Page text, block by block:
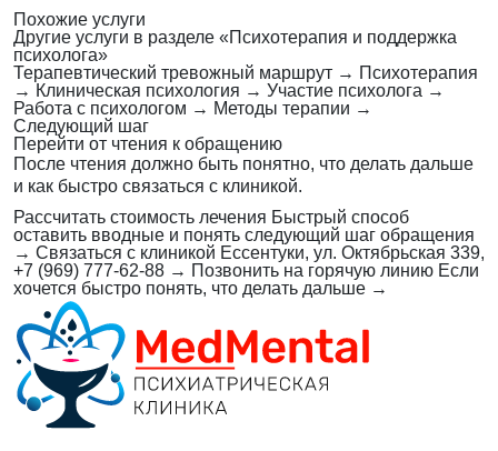
Похожие услуги
Другие услуги в разделе «Психотерапия и поддержка
психолога»
Терапевтический тревожный маршрут → Психотерапия
→ Клиническая психология → Участие психолога →
Работа с психологом → Методы терапии →
Следующий шаг
Перейти от чтения к обращению
После чтения должно быть понятно, что делать дальше
и как быстро связаться с клиникой.
Рассчитать стоимость лечения Быстрый способ
оставить вводные и понять следующий шаг обращения
→ Связаться с клиникой Ессентуки, ул. Октябрьская 339,
+7 (969) 777-62-88 → Позвонить на горячую линию Если
хочется быстро понять, что делать дальше →